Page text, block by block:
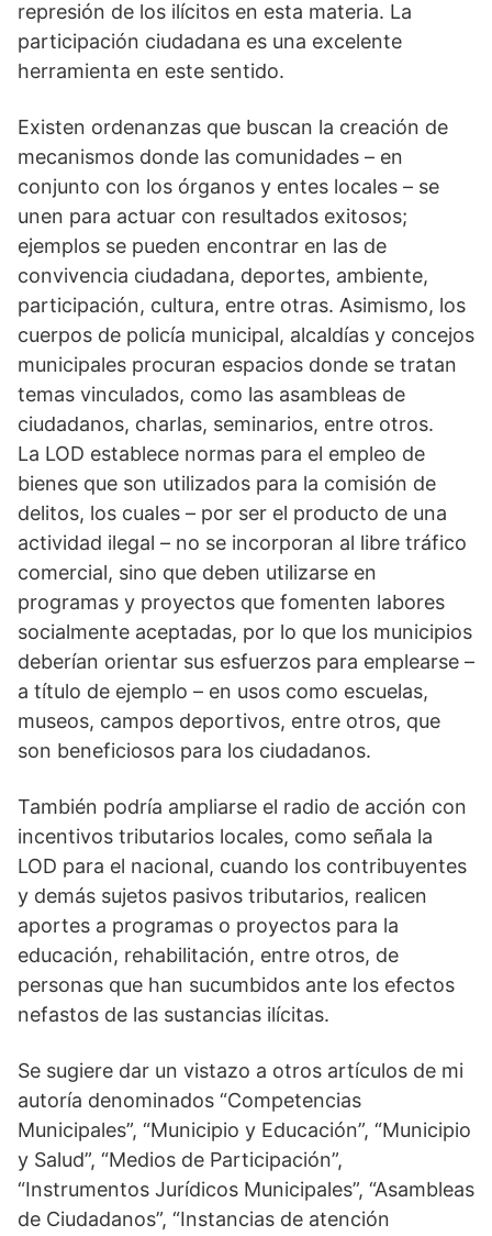
represión de los ilícitos en esta materia. La
participación ciudadana es una excelente
herramienta en este sentido.
Existen ordenanzas que buscan la creación de
mecanismos donde las comunidades – en
conjunto con los órganos y entes locales – se
unen para actuar con resultados exitosos;
ejemplos se pueden encontrar en las de
convivencia ciudadana, deportes, ambiente,
participación, cultura, entre otras. Asimismo, los
cuerpos de policía municipal, alcaldías y concejos
municipales procuran espacios donde se tratan
temas vinculados, como las asambleas de
ciudadanos, charlas, seminarios, entre otros.
La LOD establece normas para el empleo de
bienes que son utilizados para la comisión de
delitos, los cuales – por ser el producto de una
actividad ilegal – no se incorporan al libre tráfico
comercial, sino que deben utilizarse en
programas y proyectos que fomenten labores
socialmente aceptadas, por lo que los municipios
deberían orientar sus esfuerzos para emplearse –
a título de ejemplo – en usos como escuelas,
museos, campos deportivos, entre otros, que
son beneficiosos para los ciudadanos.
También podría ampliarse el radio de acción con
incentivos tributarios locales, como señala la
LOD para el nacional, cuando los contribuyentes
y demás sujetos pasivos tributarios, realicen
aportes a programas o proyectos para la
educación, rehabilitación, entre otros, de
personas que han sucumbidos ante los efectos
nefastos de las sustancias ilícitas.
Se sugiere dar un vistazo a otros artículos de mi
autoría denominados “Competencias
Municipales”, “Municipio y Educación”, “Municipio
y Salud”, “Medios de Participación”,
“Instrumentos Jurídicos Municipales”, “Asambleas
de Ciudadanos”, “Instancias de atención